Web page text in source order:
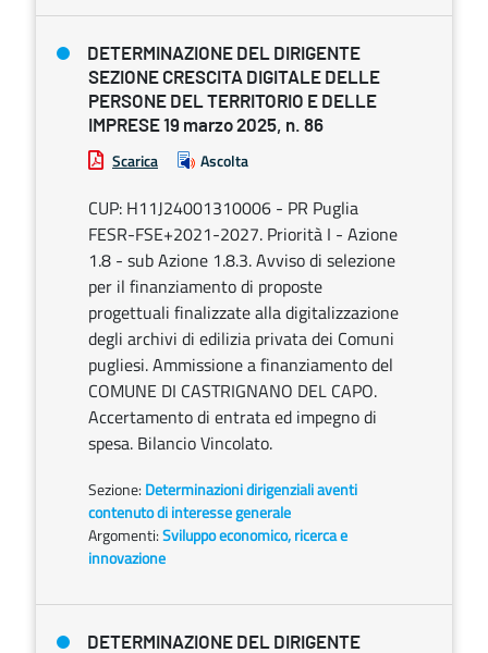
DETERMINAZIONE DEL DIRIGENTE
SEZIONE CRESCITA DIGITALE DELLE
PERSONE DEL TERRITORIO E DELLE
IMPRESE 19 marzo 2025, n. 86
Scarica Ascolta
CUP: H11J24001310006 - PR Puglia
FESR-FSE+2021-2027. Priorità I - Azione
1.8 - sub Azione 1.8.3. Avviso di selezione
per il finanziamento di proposte
progettuali finalizzate alla digitalizzazione
degli archivi di edilizia privata dei Comuni
pugliesi. Ammissione a finanziamento del
COMUNE DI CASTRIGNANO DEL CAPO.
Accertamento di entrata ed impegno di
spesa. Bilancio Vincolato.
Sezione: Determinazioni dirigenziali aventi
contenuto di interesse generale
Argomenti:Sviluppo economico, ricerca e
innovazione
DETERMINAZIONE DEL DIRIGENTE